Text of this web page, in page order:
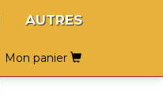
AUTRES
Mon panier